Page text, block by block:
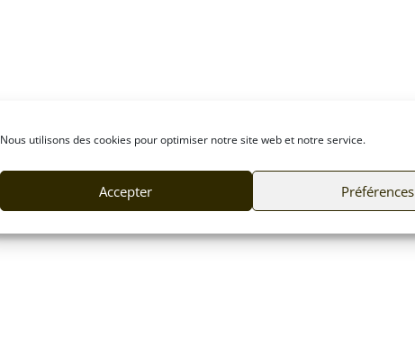
Nous utilisons des cookies pour optimiser notre site web et notre service.
Accepter Préférences